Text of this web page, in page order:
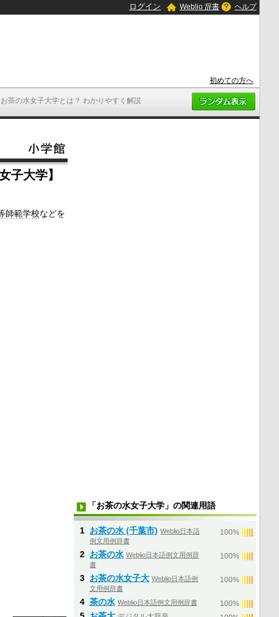
お茶の水女子大学とは？ わかりやすく解説
ログイン Weblio 辞書 ヘルプ
初めての方へ
子大学】
師範学校などを
「お茶の水女子大学」の関連用語
1 お茶の水 (千葉市) Weblio日本語
例文用例辞書
100%
2 お茶の水 Weblio日本語例文用例辞
書
100%
3 お茶の水女子大 Weblio日本語例
文用例辞書
100%
4 茶の水 Weblio日本語例文用例辞書 100%